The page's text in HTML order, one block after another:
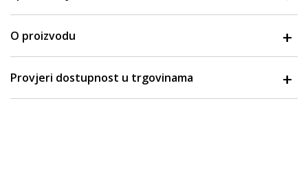
O proizvodu
Provjeri dostupnost u trgovinama